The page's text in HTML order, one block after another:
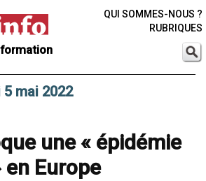
QUI SOMMES-NOUS ?
RUBRIQUES
mai 2022
une « épidémie
en Europe